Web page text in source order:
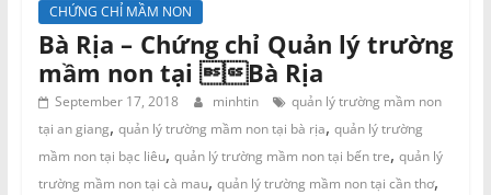
CHỨNG CHỈ MẦM NON
Bà Rịa – Chứng chỉ Quản lý trường
mầm non tại Bà Rịa
September 17, 2018 minhtin
quản lý trường mầm non
tại an giang, quản lý trường mầm non tại bà rịa, quản lý trường
mầm non tại bạc liêu, quản lý trường mầm non tại bến tre, quản lý
trường mầm non tại cà mau, quản lý trường mầm non tại cần thơ,